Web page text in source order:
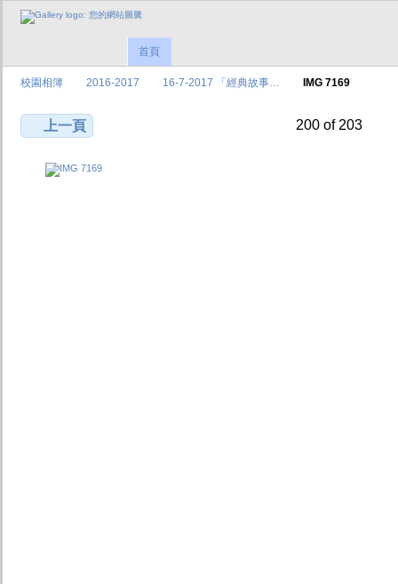
首頁
校園相簿 2016-2017 16-7-2017 「經典故事… IMG 7169
上一頁 200 of 203